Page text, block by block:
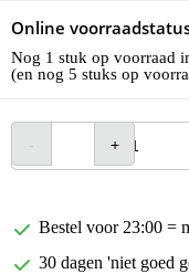
Online
Nog 1 stuk op voorraad
(en nog 5 stuks op
Bestel voor 23:00 =
30 dagen 'niet goed